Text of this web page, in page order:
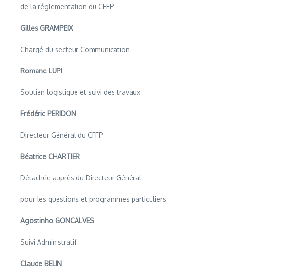
de la réglementation du CFFP
Gilles GRAMPEIX
Chargé du secteur Communication
Romane LUPI
Soutien logistique et suivi des travaux
Frédéric PERIDON
Directeur Général du CFFP
Béatrice CHARTIER
Détachée auprès du Directeur Général
pour les questions et programmes particuliers
Agostinho GONCALVES
Suivi Administratif
Claude BELIN